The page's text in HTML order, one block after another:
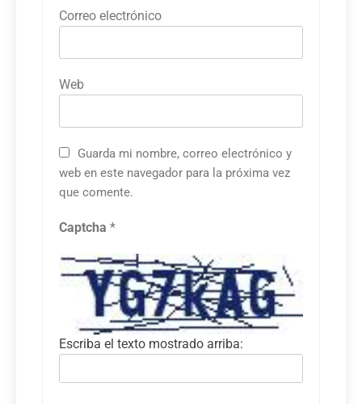
Correo electrónico
Web
Guarda mi nombre, correo electrónico y
web en este navegador para la próxima vez
que comente.
Captcha *
Escriba el texto mostrado arriba: